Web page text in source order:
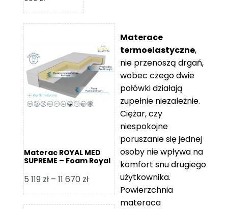
od
7
000 zł
Materac ROYAL MED
SUPREME – Foam Royal
5 119 zł – 11 670 złZakres
cen:
od
Materace
termoelastyczne,
nie przenoszą drgań,
wobec czego dwie
połówki działają
zupełnie niezależnie.
Ciężar, czy
niespokojne
poruszanie się jednej
osoby nie wpływa na
komfort snu drugiego
użytkownika.
Powierzchnia
materaca